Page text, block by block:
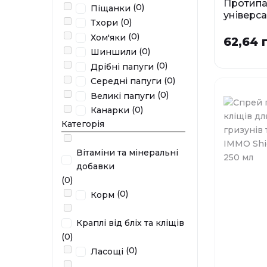
Піщанки (0)
Тхори (0)
Хом'яки (0)
Шиншили (0)
Дрібні папуги (0)
Середні папуги (0)
Великі папуги (0)
Канарки (0)
Категорія
Вітаміни та мінеральні
добавки
(0)
Корм (0)
Краплі від бліх та кліщів
(0)
Ласощі (0)
котів та
У наявності
62,64